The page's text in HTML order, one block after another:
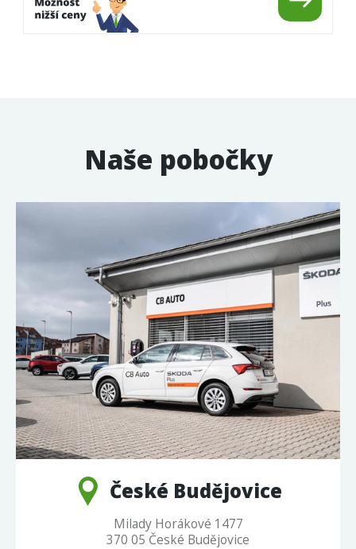
Naše pobočky
České Budějovice
Milady Horákové 1477
370 05 České Budějovice